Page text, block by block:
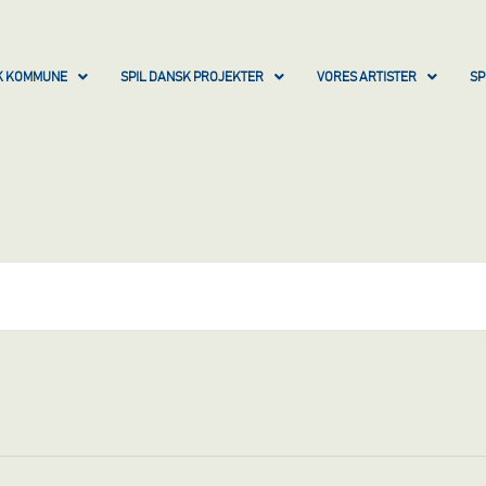
KOMMUNE SPIL DANSK PROJEKTER VORES ARTISTER